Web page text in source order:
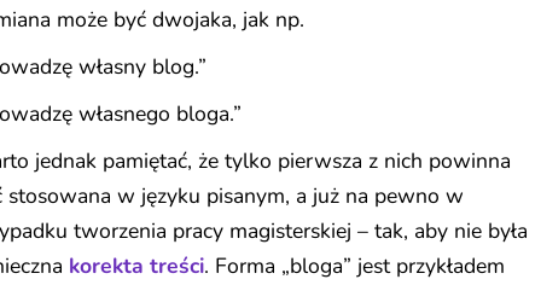
może być dwojaka, jak np.
własny blog.”
własnego bloga.”
jednak pamiętać, że tylko pierwsza z nich powinna
stosowana w języku pisanym, a już na pewno w
tworzenia pracy magisterskiej – tak, aby nie była
korekta treści. Forma „bloga” jest przykładem